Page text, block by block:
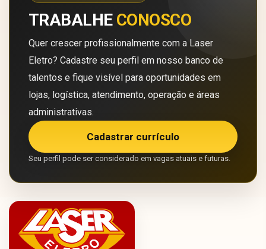
TRABALHE CONOSCO
Quer crescer profissionalmente com a Laser
Eletro? Cadastre seu perfil em nosso banco de
talentos e fique visível para oportunidades em
lojas, logística, atendimento, operação e áreas
administrativas.
Cadastrar currículo
Seu perfil pode ser considerado em vagas atuais e futuras.